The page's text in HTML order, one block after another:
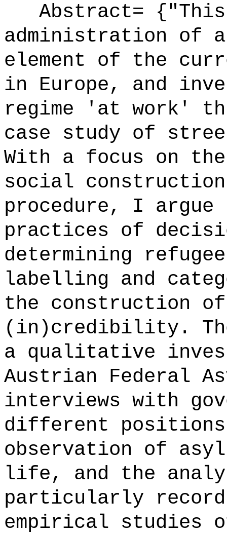
Abstract= {"This
administration of
element of the
in Europe, and
regime 'at work'
case study of
With a focus on
social
procedure, I
practices of
determining
labelling and
the construction
(in)credibility.
a qualitative
Austrian Federal
interviews with
different
observation of
life, and the
particularly
empirical studies